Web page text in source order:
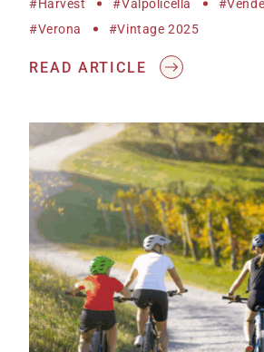
#harvest #Valpolicella
#Verona
#vintage 2025
READ ARTICLE